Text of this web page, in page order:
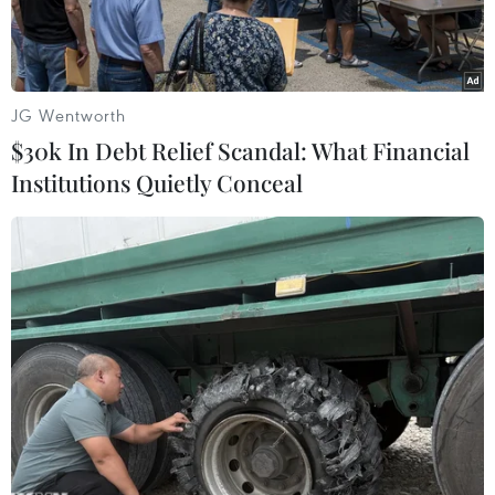
(Ảnh minh họa: Minh Quyết/TTXVN)
Ngày 8/1, thông tin từ đơn vị cung cấp Internet
(ISP) cho Việt Nam chia sẻ lịch sửa chữa tuyến
cáp quang biển kết nối Đông Nam Á với Hoa Kỳ
(Asia-America Gateway, gọi tắt là tuyến cáp
AAG) trên nhánh S1H dự kiến sẽ sửa xong vào
JG Wentworth
$30k In Debt Relief Scandal: What Financial
Institutions Quietly Conceal